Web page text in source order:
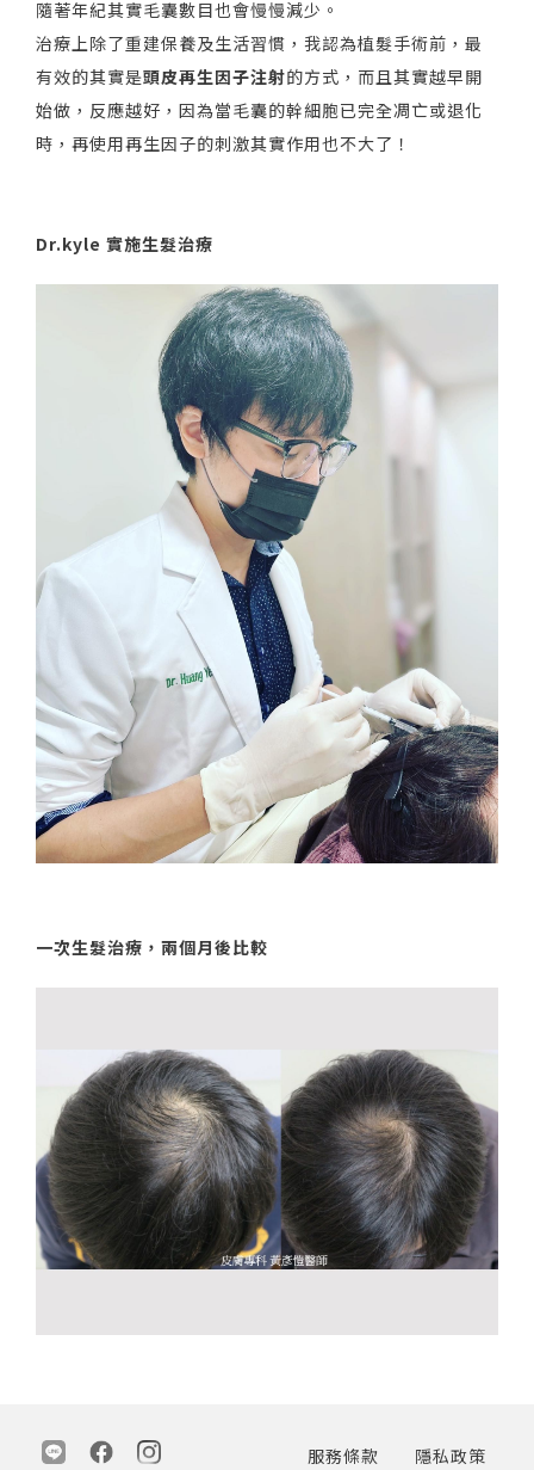
隨著年紀其實毛囊數目也會慢慢減少。
治療上除了重建保養及生活習慣，我認為植髮手術前，最
有效的其實是頭皮再生因子注射的方式，而且其實越早開
始做，反應越好，因為當毛囊的幹細胞已完全凋亡或退化
時，再使用再生因子的刺激其實作用也不大了！
Dr.kyle 實施生髮治療
一次生髮治療，兩個月後比較
服務條款 隱私政策